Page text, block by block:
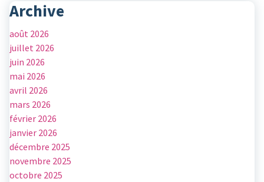
Archive
août 2026
juillet 2026
juin 2026
mai 2026
avril 2026
mars 2026
février 2026
janvier 2026
décembre 2025
novembre 2025
octobre 2025